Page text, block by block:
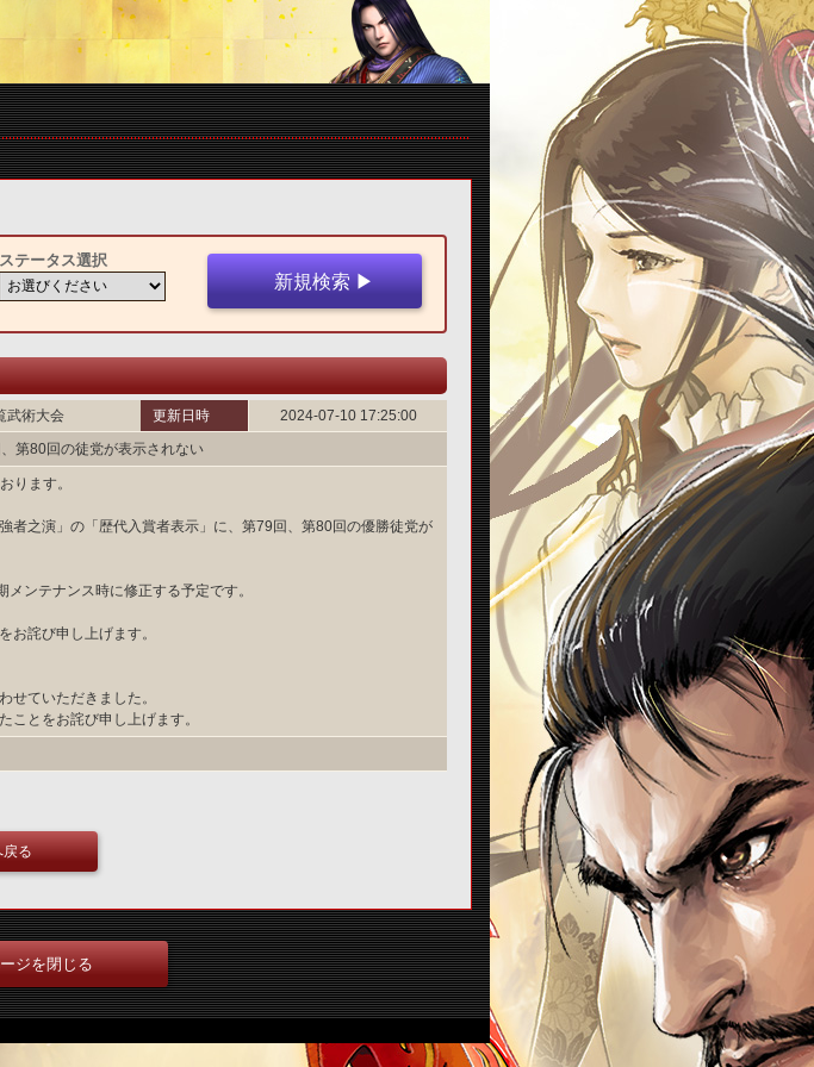
ステータス選択
武術大会 更新日時
2024-07-10 17:25:00
第80回の徒党が表示されない
ります。
者之演」の「歴代入賞者表示」に、第79回、第80回の優勝徒党が
ンテナンス時に修正する予定です。
お詫び申し上げます。
せていただきました。
ことをお詫び申し上げます。
戻る
ジを閉じる